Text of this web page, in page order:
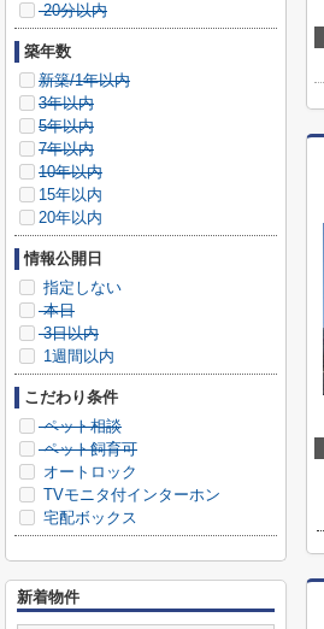
20分以内
築年数
新築/1年以内
3年以内
5年以内
7年以内
10年以内
15年以内
20年以内
情報公開日
指定しない
本日
3日以内
1週間以内
こだわり条件
ペット相談
ペット飼育可
オートロック
TVモニタ付インターホン
宅配ボックス
新着物件